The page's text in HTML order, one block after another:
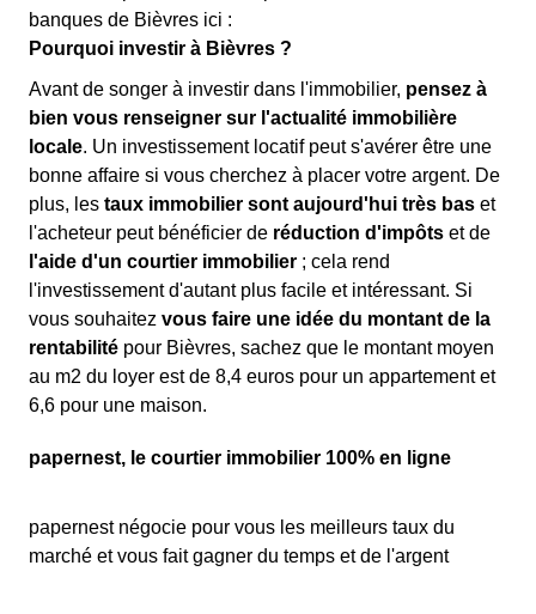
banques de Bièvres ici :
Pourquoi investir à Bièvres ?
Avant de songer à investir dans l'immobilier, pensez à
bien vous renseigner sur l'actualité immobilière
locale. Un investissement locatif peut s'avérer être une
bonne affaire si vous cherchez à placer votre argent. De
plus, les taux immobilier sont aujourd'hui très bas et
l'acheteur peut bénéficier de réduction d'impôts et de
l'aide d'un courtier immobilier ; cela rend
l'investissement d'autant plus facile et intéressant. Si
vous souhaitez vous faire une idée du montant de la
rentabilité pour Bièvres, sachez que le montant moyen
au m2 du loyer est de 8,4 euros pour un appartement et
6,6 pour une maison.
papernest, le courtier immobilier 100% en ligne
papernest négocie pour vous les meilleurs taux du
marché et vous fait gagner du temps et de l'argent